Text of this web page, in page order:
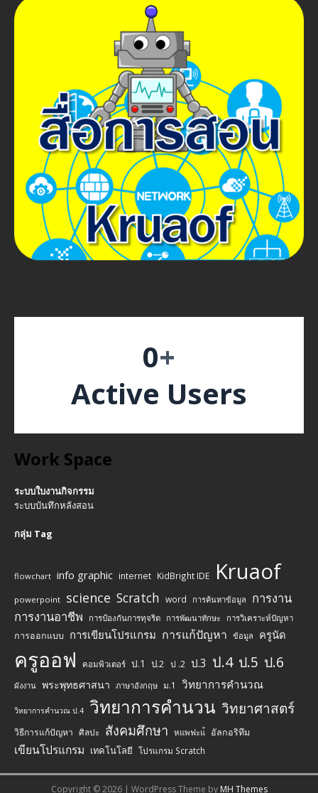
0+
Active Users
Work Space
ระบบใบงานกิจกรรม
ระบบบันทึกหลังสอน
กลุ่ม Tag
flowchart info graphic internet KidBright IDE Kruaof
powerpoint science Scratch word การค้นหาข้อมูล
การงาน
การงานอาชีพ
การป้องกันการทุจริต การพัฒนาทักษะ การวิเคราะห์ปัญหา
การออกแบบ การเขียนโปรแกรม การแก้ปัญหา ข้อมูล ครูนัด
ครูออฟ คอมพิวเตอร์ ป.1 ป.2 ป .2 ป.3 ป.4 ป.5 ป.6
ผังงาน พระพุทธศาสนา ภาษาอังกฤษ ม.1 วิทยาการคำนวณ
วิทยาการคำนวณ ป.4 วิทยาการคำนวน วิทยาศาสตร์
วิธีการแก้ปัญหา ศิลปะ สังคมศึกษา หแพฟะแ้ อัลกอริทึม
เขียนโปรแกรม เทคโนโลยี โปรแกรม Scratch
Copyright © 2026 | WordPress Theme by MH Themes